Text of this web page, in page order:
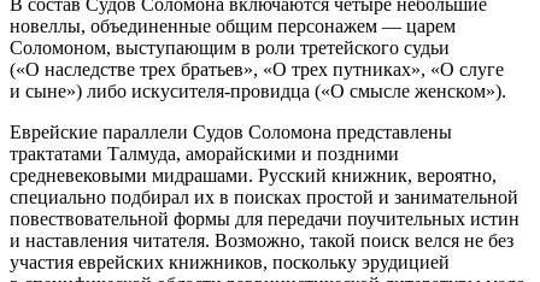
В состав Судов Соломона включаются четыре небольшие
новеллы, объединенные общим персонажем — царем
Соломоном, выступающим в роли третейского судьи
(«О наследстве трех братьев», «О трех путниках», «О слуге
и сыне») либо искусителя-провидца («О смысле женском»).
Еврейские параллели Судов Соломона представлены
трактатами Талмуда, аморайскими и поздними
средневековыми мидрашами. Русский книжник, вероятно,
специально подбирал их в поисках простой и занимательной
повествовательной формы для передачи поучительных истин
и наставления читателя. Возможно, такой поиск велся не без
участия еврейских книжников, поскольку эрудицией